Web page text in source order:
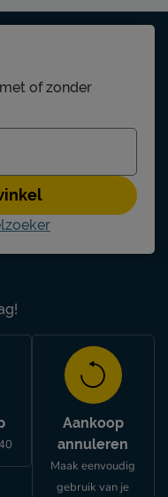
Aankoop
annuleren
Maak eenvoudig
gebruik van je
of zonder